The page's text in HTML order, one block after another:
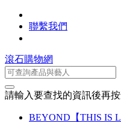
聯繫我們
滾石購物網
請輸入要查找的資訊後再
BEYOND【THIS IS